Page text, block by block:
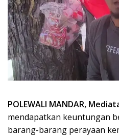
POLEWALI MANDAR,
mendapatkan keuntungan
barang-barang perayaan